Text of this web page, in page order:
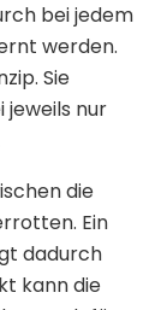
bei jedem
werden.
Sie
jeweils nur
die
Ein
dadurch
kann die